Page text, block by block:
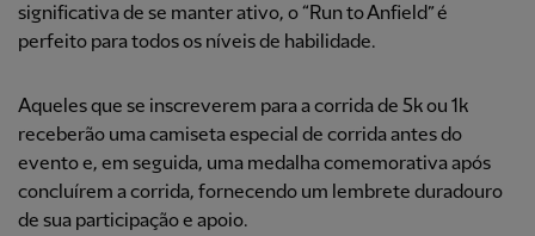
significativa de se manter ativo, o “Run to Anfield” é
perfeito para todos os níveis de habilidade.
Aqueles que se inscreverem para a corrida de 5k ou 1k
receberão uma camiseta especial de corrida antes do
evento e, em seguida, uma medalha comemorativa após
concluírem a corrida, fornecendo um lembrete duradouro
de sua participação e apoio.